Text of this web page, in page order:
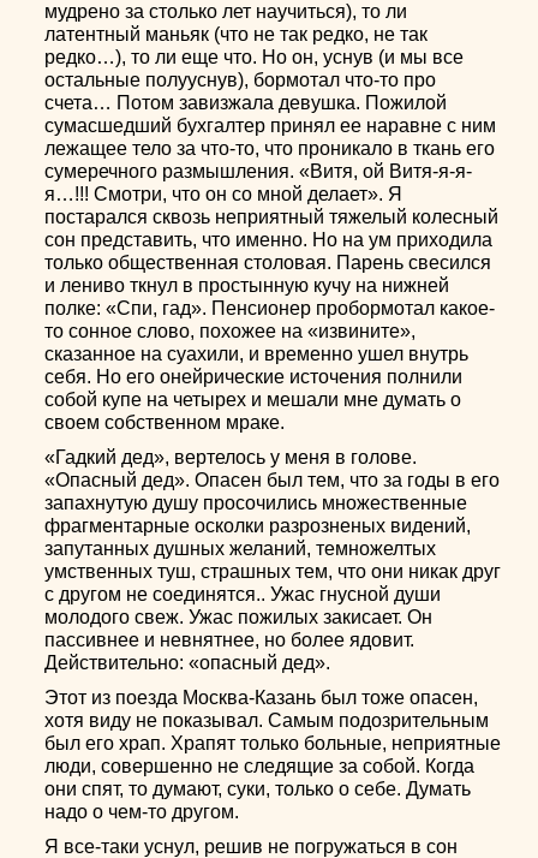
мудрено за столько лет научиться), то ли
латентный маньяк (что не так редко, не так
редко…), то ли еще что. Но он, уснув (и мы все
остальные полууснув), бормотал что-то про
счета… Потом завизжала девушка. Пожилой
сумасшедший бухгалтер принял ее наравне с ним
лежащее тело за что-то, что проникало в ткань его
сумеречного размышления. «Витя, ой Витя-я-я-
я…!!! Смотри, что он со мной делает». Я
постарался сквозь неприятный тяжелый колесный
сон представить, что именно. Но на ум приходила
только общественная столовая. Парень свесился
и лениво ткнул в простынную кучу на нижней
полке: «Спи, гад». Пенсионер пробормотал какое-
то сонное слово, похожее на «извините»,
сказанное на суахили, и временно ушел внутрь
себя. Но его онейрические источения полнили
собой купе на четырех и мешали мне думать о
своем собственном мраке.
«Гадкий дед», вертелось у меня в голове.
«Опасный дед». Опасен был тем, что за годы в его
запахнутую душу просочились множественные
фрагментарные осколки разрозненых видений,
запутанных душных желаний, темножелтых
умственных туш, страшных тем, что они никак друг
с другом не соединятся.. Ужас гнусной души
молодого свеж. Ужас пожилых закисает. Он
пассивнее и невнятнее, но более ядовит.
Действительно: «опасный дед».
Этот из поезда Москва-Казань был тоже опасен,
хотя виду не показывал. Самым подозрительным
был его храп. Храпят только больные, неприятные
люди, совершенно не следящие за собой. Когда
они спят, то думают, суки, только о себе. Думать
надо о чем-то другом.
Я все-таки уснул, решив не погружаться в сон